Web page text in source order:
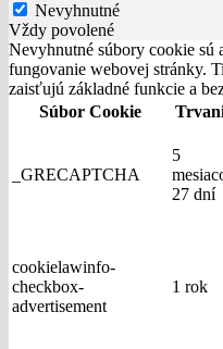
Nevyhnutné
Vždy povolené
Nevyhnutné súbory cookie sú
fungovanie webovej stránky.
zaisťujú základné funkcie a
Súbor Cookie
_GRECAPTCHA
5
27 dní
cookielawinfo-
checkbox-
advertisement
1 rok